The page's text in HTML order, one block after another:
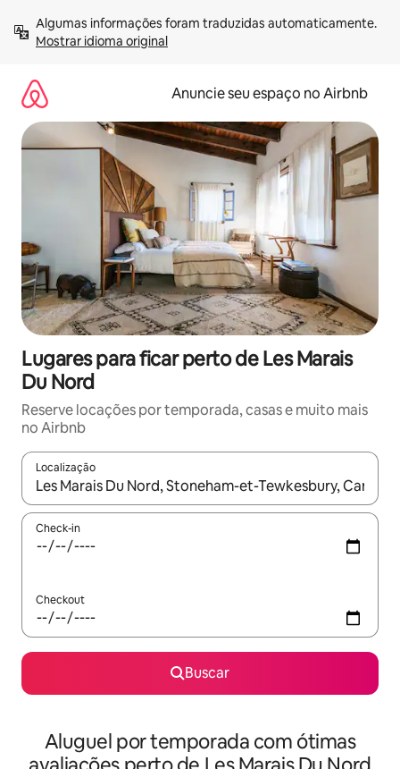
para
Mostrar idioma original
Anuncie seu espaço no Airbnb
Lugares para ficar perto de Les Marais
Du Nord
Reserve locações por temporada, casas e muito mais
no Airbnb
Localização
Quando os resultados estiverem disponíveis, explore-os
Check-in
Checkout
Buscar
Aluguel por temporada com ótimas